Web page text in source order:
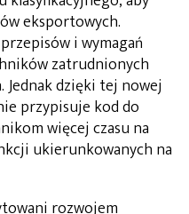
eksportowych.
i wymagań
zatrudnionych
Jednak dzięki tej nowej
przypisuje kod do
więcej czasu na
ukierunkowanych na